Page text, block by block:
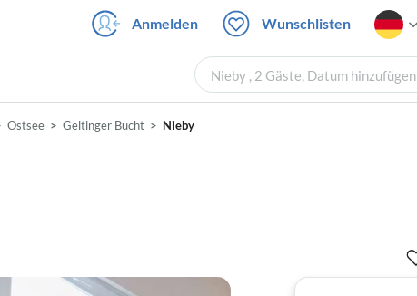
Anmelden Wunschlisten
Nieby , 2 Gäste, Datum hinzufügen
Ostsee Geltinger Bucht Nieby